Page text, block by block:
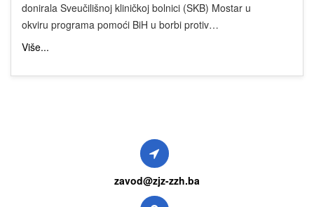
donirala Sveučilišnoj kliničkoj bolnici (SKB) Mostar u
okviru programa pomoći BiH u borbi protiv…
Više...
zavod@zjz-zzh.ba